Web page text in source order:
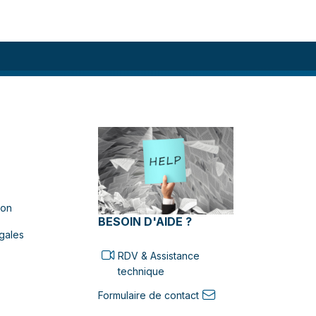
BESOIN D'AIDE ?
RDV & Assistance
technique
Formulaire de contact